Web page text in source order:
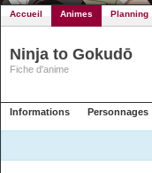
Accueil Animes Planning
Ninja to Gokudō
Fiche d'anime
Informations Personnages